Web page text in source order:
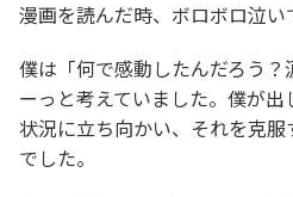
漫画を読んだ時、ボロボロ泣い
僕は「何で感動したんだろう
ーっと考えていました。僕が
状況に立ち向かい、それを克
でした。